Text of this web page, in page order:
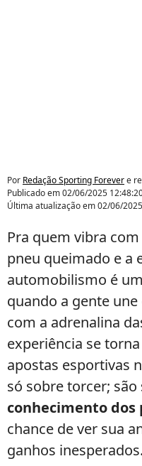
Por Redação Sporting Forevere
Publicado em02/06/2025
Última atualização em02/06/
Pra quem vibra
pneu queimado e a
automobilismo é
quando a gente
com a adrenalina
experiência se
apostas esportivas
só sobre torcer; são
conhecimento dos
chance de ver sua
ganhos inesperados.